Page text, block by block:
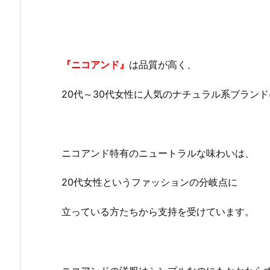
『ニコアンド』 は品質が高く、
20代～30代女性に人気のナチュラル系ブランド
ニコアンド特有のニュートラルな味わいは、
20代女性というファッションの分岐点に
立っている方たちから支持を受けています。